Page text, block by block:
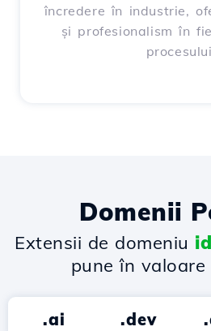
încredere în industrie,
și profesionalism în
Domenii
Extensii de domeniu
pune în valoare
.ai .dev